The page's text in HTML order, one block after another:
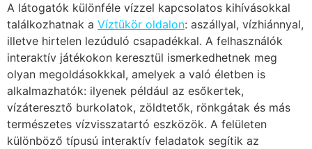
A látogatók különféle vízzel kapcsolatos kihívásokkal
találkozhatnak a Víztükör oldalon: aszállyal, vízhiánnyal,
illetve hirtelen lezúduló csapadékkal. A felhasználók
interaktív játékokon keresztül ismerkedhetnek meg
olyan megoldásokkkal, amelyek a való életben is
alkalmazhatók: ilyenek például az esőkertek,
vízáteresztő burkolatok, zöldtetők, rönkgátak és más
természetes vízvisszatartó eszközök. A felületen
különböző típusú interaktív feladatok segítik az